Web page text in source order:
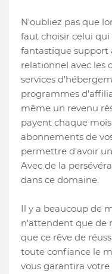
N'oubliez pas que
faut choisir celui
fantastique support
relationnel avec les
services
programmes
même un revenu
payent chaque
abonnements de
permettre d'avoir
Avec de la
dans ce domaine.
Il y a beaucoup de
n'attendent que de
que ce rêve de
toute confiance le
vous garantira